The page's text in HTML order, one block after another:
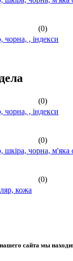
(0)
чорна, , індекси
(0)
чорна, , індекси
(0)
шкіра, чорна, м'яка
(0)
кожа
сайта мы